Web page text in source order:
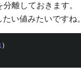
離しておきます。
い値みたいですね。
)